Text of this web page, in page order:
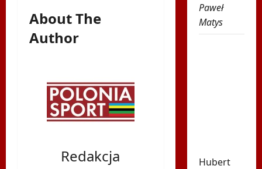
About The
Author
Redakcja
Paweł
Matys
Hubert